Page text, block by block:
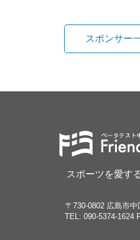
スポンサー
スポーツを愛す
〒730-0802 広島市
TEL: 090-5374-1624